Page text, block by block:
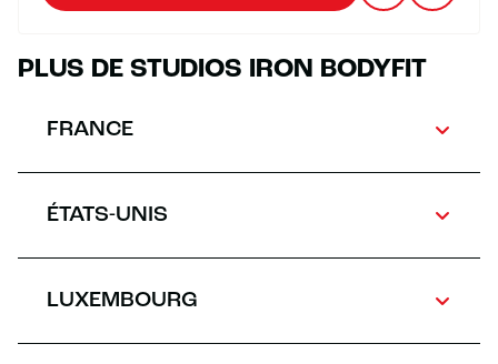
PLUS DE STUDIOS IRON BODYFIT
FRANCE
ÉTATS-UNIS
LUXEMBOURG